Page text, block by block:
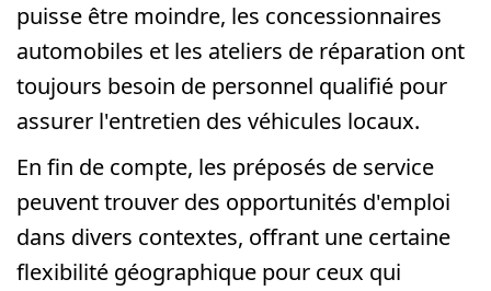
puisse être moindre, les concessionnaires
automobiles et les ateliers de réparation ont
toujours besoin de personnel qualifié pour
assurer l'entretien des véhicules locaux.
En fin de compte, les préposés de service
peuvent trouver des opportunités d'emploi
dans divers contextes, offrant une certaine
flexibilité géographique pour ceux qui